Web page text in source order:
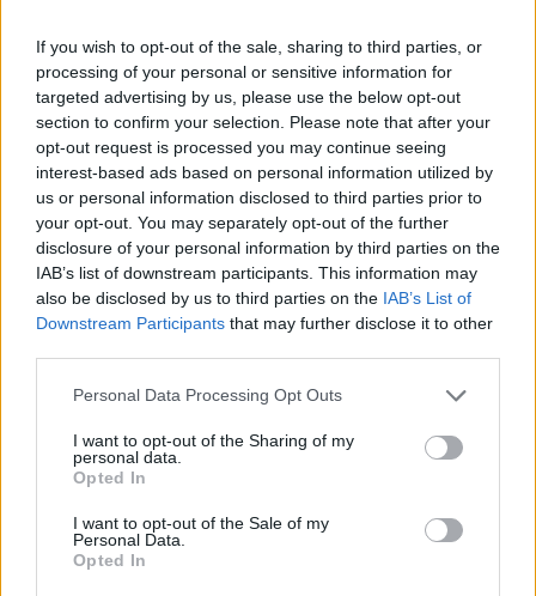
If you wish to opt-out of the sale, sharing to third parties, or
processing of your personal or sensitive information for
targeted advertising by us, please use the below opt-out
section to confirm your selection. Please note that after your
opt-out request is processed you may continue seeing
interest-based ads based on personal information utilized by
us or personal information disclosed to third parties prior to
your opt-out. You may separately opt-out of the further
disclosure of your personal information by third parties on the
IAB’s list of downstream participants. This information may
also be disclosed by us to third parties on the IAB’s List of
Downstream Participants that may further disclose it to other
Please note that this website/app uses one or more Google
not limited to your visit or usage behaviour. You may click to
grant or deny consent to Google and its third-party tags to
use your data for below specified purposes in below Google
consent section.
Personal Data Processing Opt Outs
I want to opt-out of the Sharing of my
personal data.
Opted In
I want to opt-out of the Sale of my
Personal Data.
Opted In
συνυπολογίζαμε το κόστος της απουσίας των
εκπροσώπων του κλάδου στα Υπηρεσιακά Συμβούλια. Η
ΔΑΚΕ αποφάσισε να μη συμμετάσχει στις εκλογές, όταν
όλες οι παρατάξεις δήλωσαν την πρόθεσή τους να
απέχουν. Επειδή πιστεύουμε στην αστική δημοκρατία,
δεν θα δεχόμασταν η παράταξη μας, που επί σειρά ετών
τιμήθηκε από τους συναδέλφους και κατέχει πρωτιές
σε όλα τα υπηρεσιακά συμβούλια (ΚΥΣΔΕ, ΑΠΥΣΔΕ,
ΠΥΣΔΕ) να κατέλθει μόνη της, για να βγει πρώτη.
Η μαζική αποχή των συναδέλφων από τη διαδικασία των
και της δικής μας παράταξης που ήταν και παραμένει